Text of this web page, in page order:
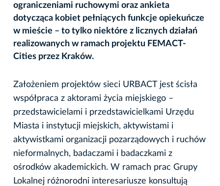
ograniczeniami ruchowymi oraz ankieta
dotycząca kobiet pełniących funkcje opiekuńcze
w mieście – to tylko niektóre z licznych działań
realizowanych w ramach projektu FEMACT-
Cities przez Kraków.
Założeniem projektów sieci URBACT jest ścisła
współpraca z aktorami życia miejskiego –
przedstawicielami i przedstawicielkami Urzędu
Miasta i instytucji miejskich, aktywistami i
aktywistkami organizacji pozarządowych i ruchów
nieformalnych, badaczami i badaczkami z
ośrodków akademickich. W ramach prac Grupy
Lokalnej różnorodni interesariusze konsultują